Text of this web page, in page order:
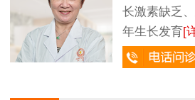
长激素缺乏
年生长发育[